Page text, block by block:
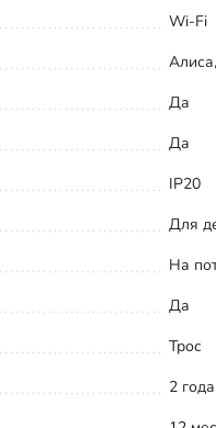
Wi-Fi
Да
Да
IP20
Для
На
Да
Трос
2 года